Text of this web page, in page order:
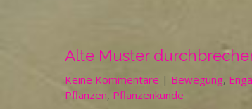
Alte Muster
Keine Kommentare | Bewegung,
Pflanzen, Pflanzenkunde